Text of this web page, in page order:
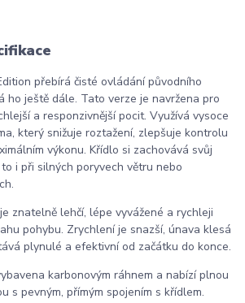
přebírá čisté ovládání původního
ho ještě dále. Tato verze je navržena pro
a responzivnější pocit. Využívá vysoce
který snižuje roztažení, zlepšuje kontrolu
výkonu. Křídlo si zachovává svůj
i při silných poryvech větru nebo
znatelně lehčí, lépe vyvážené a rychleji
pohybu. Zrychlení je snazší, únava klesá
plynulé a efektivní od začátku do konce.
karbonovým ráhnem a nabízí plnou
s pevným, přímým spojením s křídlem.